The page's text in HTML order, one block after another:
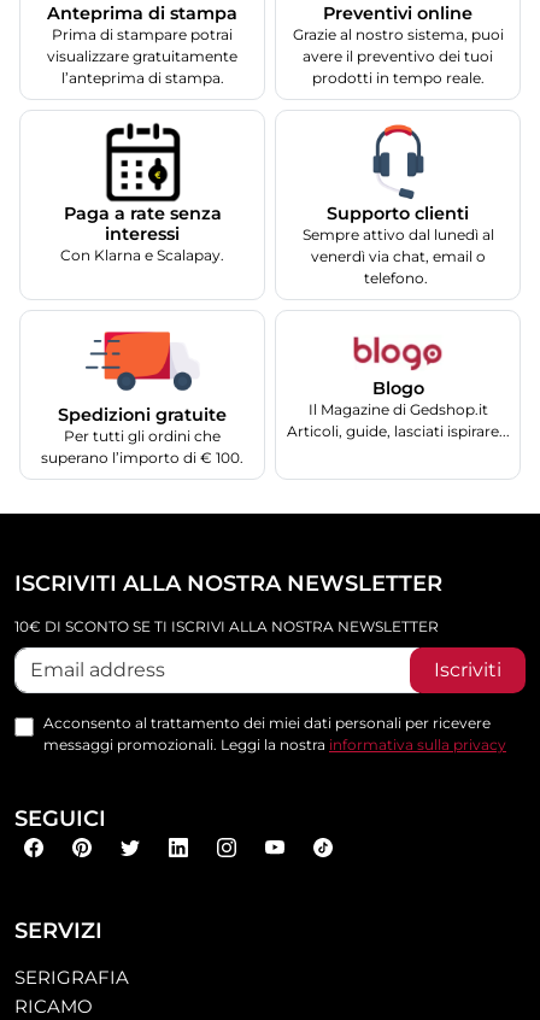
Anteprima di stampa
Prima di stampare potrai
visualizzare gratuitamente
l’anteprima di stampa.
Preventivi online
Grazie al nostro sistema, puoi
avere il preventivo dei tuoi
prodotti in tempo reale.
Paga a rate senza
interessi
Con Klarna e Scalapay.
Supporto clienti
Sempre attivo dal lunedì al
venerdì via chat, email o
telefono.
Spedizioni gratuite
Per tutti gli ordini che
superano l’importo di € 100.
Blogo
Il Magazine di Gedshop.it
Articoli, guide, lasciati ispirare...
SERVIZI
SERIGRAFIA
RICAMO
ISCRIVITI ALLA NOSTRA NEWSLETTER
10€ DI SCONTO SE TI ISCRIVI ALLA NOSTRA NEWSLETTER
Iscriviti
Acconsento al trattamento dei miei dati personali per ricevere
messaggi promozionali. Leggi la nostra informativa sulla privacy
SEGUICI